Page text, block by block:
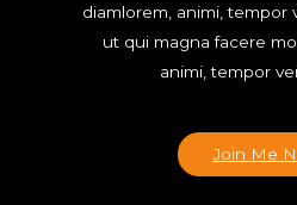
diamlorem, animi, tempor
ut qui magna facere
animi, tempor
Join Me